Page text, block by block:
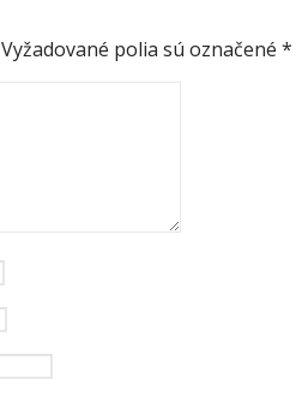
Vyžadované polia sú označené *